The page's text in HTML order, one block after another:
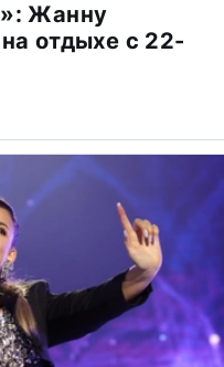
Жанну
отдыхе с 22-